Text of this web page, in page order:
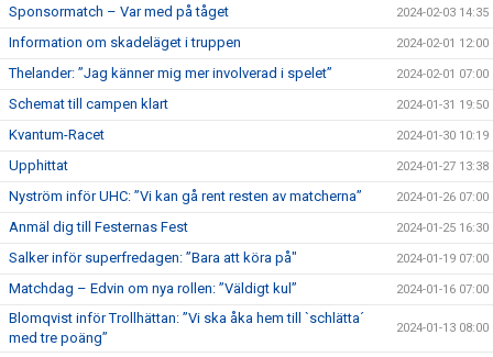
Sponsormatch – Var med på tåget 2024-02-03 14:35
Information om skadeläget i truppen 2024-02-01 12:00
Thelander: ”Jag känner mig mer involverad i spelet” 2024-02-01 07:00
Schemat till campen klart 2024-01-31 19:50
Kvantum-Racet 2024-01-30 10:19
Upphittat 2024-01-27 13:38
Nyström inför UHC: ”Vi kan gå rent resten av matcherna” 2024-01-26 07:00
Anmäl dig till Festernas Fest 2024-01-25 16:30
Salker inför superfredagen: ”Bara att köra på" 2024-01-19 07:00
Matchdag – Edvin om nya rollen: ”Väldigt kul” 2024-01-16 07:00
Blomqvist inför Trollhättan: ”Vi ska åka hem till `schlätta´
med tre poäng”
2024-01-13 08:00